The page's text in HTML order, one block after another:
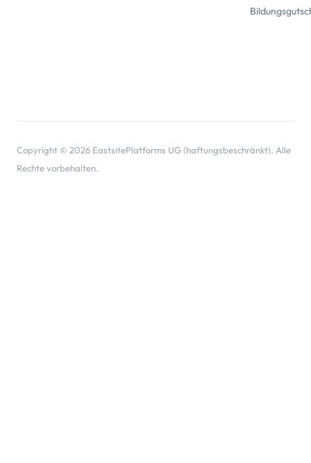
Copyright © 2026 EastsitePlatforms UG (haftungsbeschränkt). Alle
Rechte vorbehalten.